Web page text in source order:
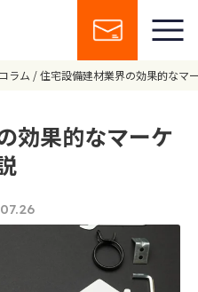
コラム 住宅設備建材業界の効果的なマ
効果的なマーケ